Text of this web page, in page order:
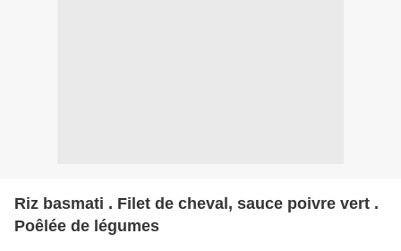
Riz basmati . Filet de cheval, sauce poivre vert .
Poêlée de légumes